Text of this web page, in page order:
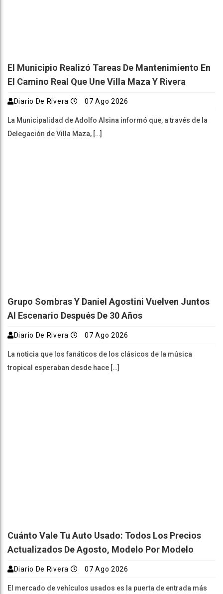
El Municipio Realizó Tareas De Mantenimiento En
El Camino Real Que Une Villa Maza Y Rivera
Diario De Rivera 07 Ago 2026
La Municipalidad de Adolfo Alsina informó que, a través de la
Delegación de Villa Maza, […]
Grupo Sombras Y Daniel Agostini Vuelven Juntos
Al Escenario Después De 30 Años
Diario De Rivera 07 Ago 2026
La noticia que los fanáticos de los clásicos de la música
tropical esperaban desde hace […]
Cuánto Vale Tu Auto Usado: Todos Los Precios
Actualizados De Agosto, Modelo Por Modelo
Diario De Rivera 07 Ago 2026
El mercado de vehículos usados es la puerta de entrada más